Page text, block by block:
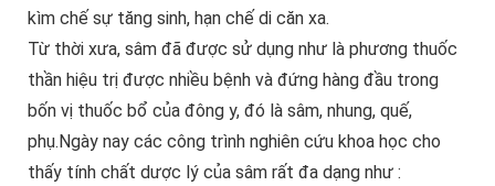
kìm chế sự tăng sinh, hạn chế di căn xa.
Từ thời xưa, sâm đã được sử dụng như là phương thuốc
thần hiệu trị được nhiều bệnh và đứng hàng đầu trong
bốn vị thuốc bổ của đông y, đó là sâm, nhung, quế,
phụ.Ngày nay các công trình nghiên cứu khoa học cho
thấy tính chất dược lý của sâm rất đa dạng như :